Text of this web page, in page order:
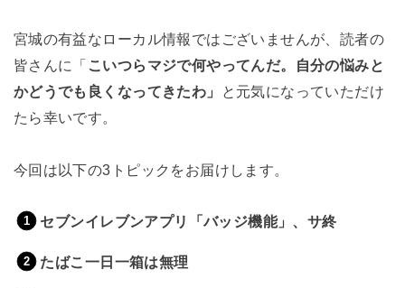
宮城の有益なローカル情報ではございませんが、読者の
皆さんに「 こいつらマジで何やってんだ。自分の悩みと
かどうでも良くなってきたわ」
と元気になっていただけ
たら幸いです。
今回は以下の3トピックをお届けします。
セブンイレブンアプリ「バッジ機能」、サ終
たばこ一日一箱は無理